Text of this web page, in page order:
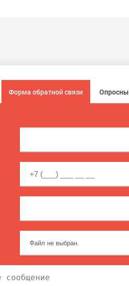
Форма обратной связи